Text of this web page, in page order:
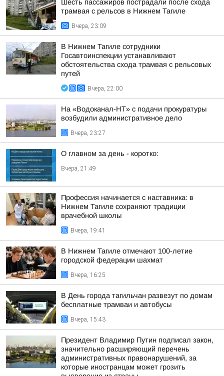
Шесть пассажиров пострадали после схода
трамвая с рельсов в Нижнем Тагиле
Вчера, 23:09
В Нижнем Тагиле сотрудники
Госавтоинспекции устанавливают
обстоятельства схода трамвая с рельсовых
путей
Вчера, 22:00
На «Водоканал-НТ» с подачи прокуратуры
возбудили административное дело
Вчера, 23:27
О главном за день - коротко:
Вчера, 21:49
Профессия начинается с наставника: в
Нижнем Тагиле сохраняют традиции
врачебной школы
Вчера, 19:41
В Нижнем Тагиле отмечают 100-летие
городской федерации шахмат
Вчера, 16:25
В День города тагильчан развезут по домам
бесплатные трамваи и автобусы
Вчера, 15:43
Президент Владимир Путин подписал закон,
значительно расширяющий перечень
административных правонарушений, за
которые иностранцам может грозить